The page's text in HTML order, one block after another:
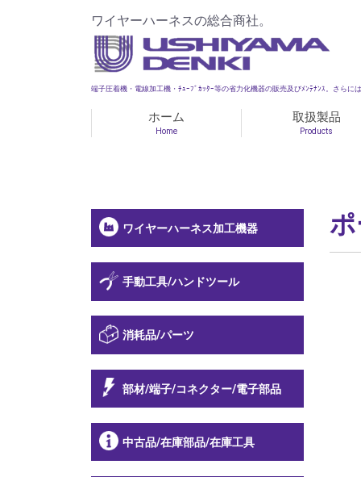
ワイヤーハーネスの総合商社。
端子圧着機・電線加工機・ﾁｭｰﾌﾞｶｯﾀｰ等の省力化機器の販売及びﾒﾝﾃﾅﾝｽ。さらに
ホーム
Home
取扱製品
Products
ワイヤーハーネス加工機器
手動工具/ハンドツール
消耗品/パーツ
部材/端子/コネクター/電子部品
中古品/在庫部品/在庫工具